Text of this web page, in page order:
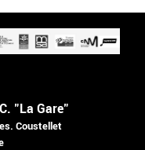
"La Gare"
Coustellet